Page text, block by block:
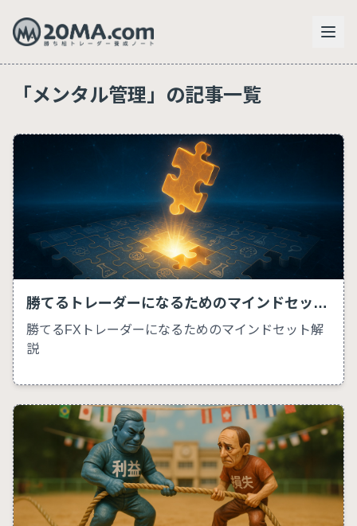
「メンタル管理」の記事一覧
勝てるトレーダーになるためのマインドセット構築法
勝てるFXトレーダーになるためのマインドセット解
説